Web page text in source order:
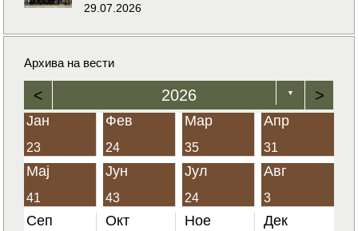
29.07.2026
Архива на вести
< 2026 ▼ >
Јан
23
Фев
24
Мар
35
Апр
31
Мај
41
Јун
43
Јул
24
Авг
3
Сеп Окт Ное Дек